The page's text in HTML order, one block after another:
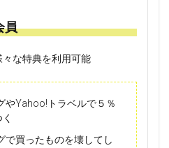
員
な特典を利用可能
やYahoo!トラベルで５％
で買ったものを壊してし